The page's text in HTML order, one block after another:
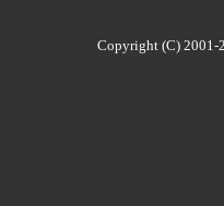
Copyright (C) 2001-